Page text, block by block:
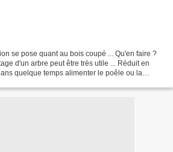
se pose quant au bois coupé ... Qu'en faire ?
d'un arbre peut être très utile ... Réduit en
quelque temps alimenter le poêle ou la